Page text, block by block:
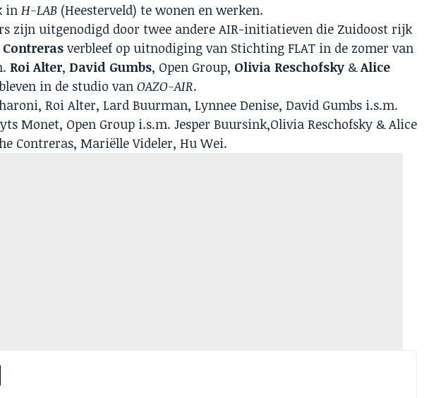
in H-LAB (Heesterveld) te wonen en werken.
zijn uitgenodigd door twee andere AIR-initiatieven die Zuidoost rijk
Contreras verbleef op uitnodiging van Stichting FLAT in de zomer van
Roi Alter,David Gumbs, Open Group, Olivia Reschofsky &Alice
in de studio vanOAZO-AIR.
Roi Alter, Lard Buurman, Lynnee Denise, David Gumbs i.s.m.
Monet, Open Group i.s.m. Jesper Buursink,Olivia Reschofsky & Alice
Contreras, Mariëlle Videler, Hu Wei.